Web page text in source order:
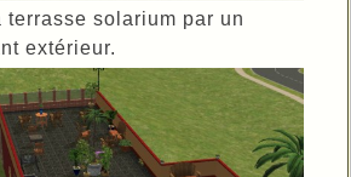
terrasse solarium par un
extérieur.